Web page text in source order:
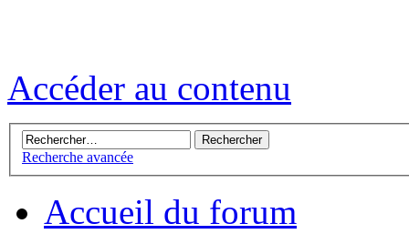
Accéder au contenu
Recherche avancée
Accueil du forum